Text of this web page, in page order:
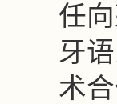
任
牙
术